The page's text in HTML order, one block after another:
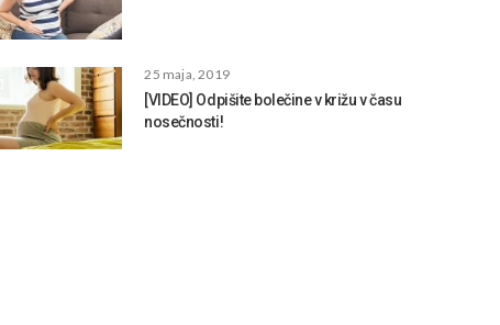
25 maja, 2019
[VIDEO] Odpišite bolečine v križu v času
nosečnosti!